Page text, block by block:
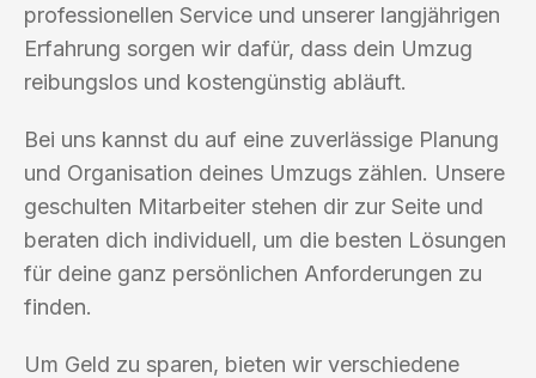
professionellen Service und unserer langjährigen
Erfahrung sorgen wir dafür, dass dein Umzug
reibungslos und kostengünstig abläuft.
Bei uns kannst du auf eine zuverlässige Planung
und Organisation deines Umzugs zählen. Unsere
geschulten Mitarbeiter stehen dir zur Seite und
beraten dich individuell, um die besten Lösungen
für deine ganz persönlichen Anforderungen zu
finden.
Um Geld zu sparen, bieten wir verschiedene